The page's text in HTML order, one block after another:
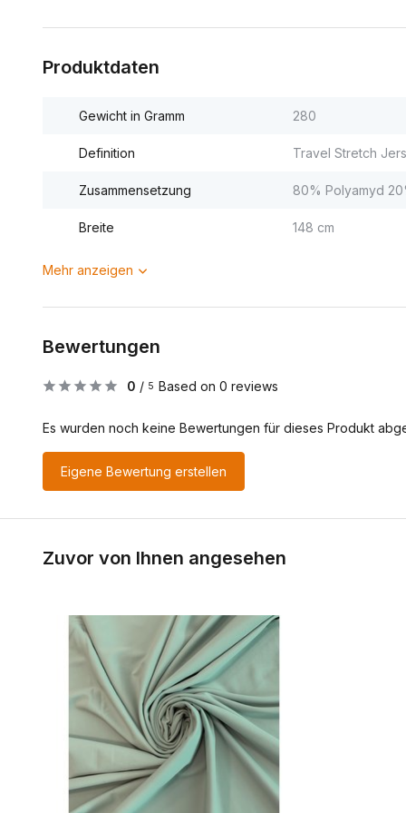
Produktdaten
Gewicht in Gramm 280
Definition Travel Stretch
Zusammensetzung 80% Polyamyd
Breite 148 cm
Mehr anzeigen
Bewertungen
0 / 5 Based on 0 reviews
Es wurden noch keine Bewertungen für dieses Produkt
Eigene Bewertung erstellen
Zuvor von Ihnen angesehen